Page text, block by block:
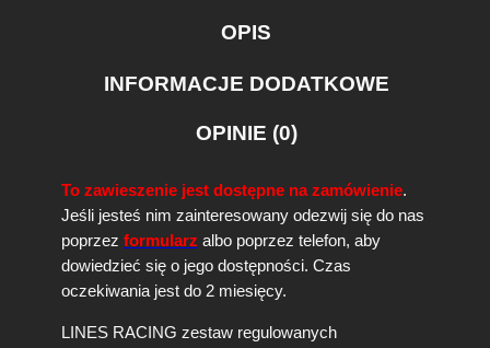
OPIS
INFORMACJE DODATKOWE
OPINIE (0)
To zawieszenie jest dostępne na zamówienie.
Jeśli jesteś nim zainteresowany odezwij się do nas
poprzez formularz albo poprzez telefon, aby
dowiedzieć się o jego dostępności. Czas
oczekiwania jest do 2 miesięcy.
LINES RACING zestaw regulowanych